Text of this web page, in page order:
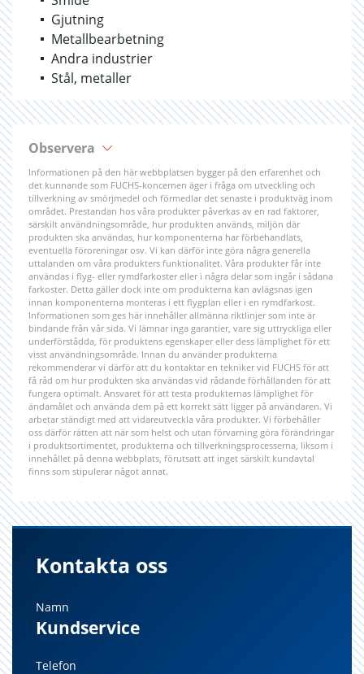
Gjutning
Metallbearbetning
Andra industrier
Stål, metaller
Observera
Informationen på den här webbplatsen bygger på den erfarenhet och
det kunnande som FUCHS-koncernen äger i fråga om utveckling och
tillverkning av smörjmedel och förmedlar det senaste i produktväg inom
området. Prestandan hos våra produkter påverkas av en rad faktorer,
särskilt användningsområde, hur produkten används, miljön där
produkten ska användas, hur komponenterna har förbehandlats,
eventuella föroreningar osv. Vi kan därför inte göra några generella
uttalanden om våra produkters funktionalitet. Våra produkter får inte
användas i flyg- eller rymdfarkoster eller i några delar som ingår i sådana
farkoster. Detta gäller dock inte om produkterna kan avlägsnas igen
innan komponenterna monteras i ett flygplan eller i en rymdfarkost.
Informationen som ges här innehåller allmänna riktlinjer som inte är
bindande från vår sida. Vi lämnar inga garantier, vare sig uttryckliga eller
underförstådda, för produktens egenskaper eller dess lämplighet för ett
visst användningsområde. Innan du använder produkterna
rekommenderar vi därför att du kontaktar en tekniker vid FUCHS för att
få råd om hur produkten ska användas vid rådande förhållanden för att
fungera optimalt. Ansvaret för att testa produkternas lämplighet för
ändamålet och använda dem på ett korrekt sätt ligger på användaren. Vi
arbetar ständigt med att vidareutveckla våra produkter. Vi förbehåller
oss därför rätten att när som helst och utan förvarning göra förändringar
i produktsortimentet, produkterna och tillverkningsprocesserna, liksom i
innehållet på denna webbplats, förutsatt att inget särskilt kundavtal
finns som stipulerar något annat.
Kontakta oss
Namn
Kundservice
Telefon